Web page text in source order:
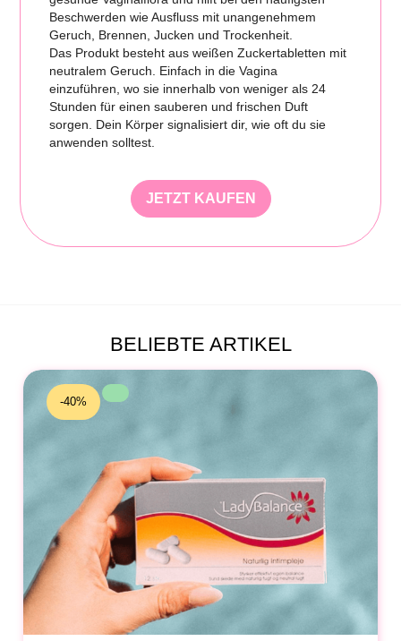
Beschwerden wie Ausfluss mit unangenehmem
Geruch, Brennen, Jucken und Trockenheit.
Das Produkt besteht aus weißen Zuckertabletten mit
neutralem Geruch. Einfach in die Vagina
einzuführen, wo sie innerhalb von weniger als 24
Stunden für einen sauberen und frischen Duft
sorgen. Dein Körper signalisiert dir, wie oft du sie
anwenden solltest.
JETZT KAUFEN
BELIEBTE ARTIKEL
-40%